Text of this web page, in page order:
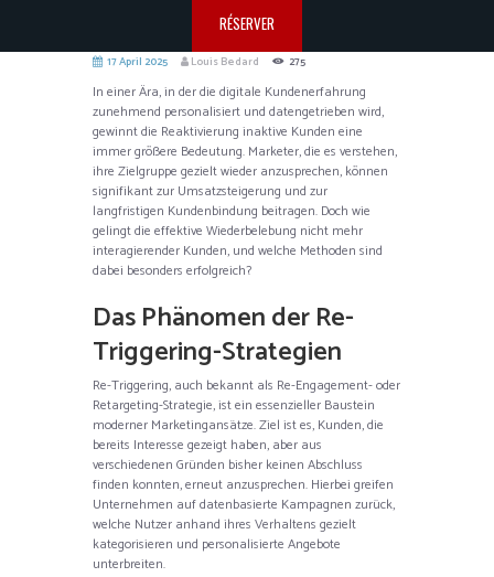
RÉSERVER
17 April 2025 Louis Bedard 275
In einer Ära, in der die digitale Kundenerfahrung
zunehmend personalisiert und datengetrieben wird,
gewinnt die Reaktivierung inaktive Kunden eine
immer größere Bedeutung. Marketer, die es verstehen,
ihre Zielgruppe gezielt wieder anzusprechen, können
signifikant zur Umsatzsteigerung und zur
langfristigen Kundenbindung beitragen. Doch wie
gelingt die effektive Wiederbelebung nicht mehr
interagierender Kunden, und welche Methoden sind
dabei besonders erfolgreich?
Das Phänomen der Re-
Triggering-Strategien
Re-Triggering, auch bekannt als Re-Engagement- oder
Retargeting-Strategie, ist ein essenzieller Baustein
moderner Marketingansätze. Ziel ist es, Kunden, die
bereits Interesse gezeigt haben, aber aus
verschiedenen Gründen bisher keinen Abschluss
finden konnten, erneut anzusprechen. Hierbei greifen
Unternehmen auf datenbasierte Kampagnen zurück,
welche Nutzer anhand ihres Verhaltens gezielt
kategorisieren und personalisierte Angebote
unterbreiten.